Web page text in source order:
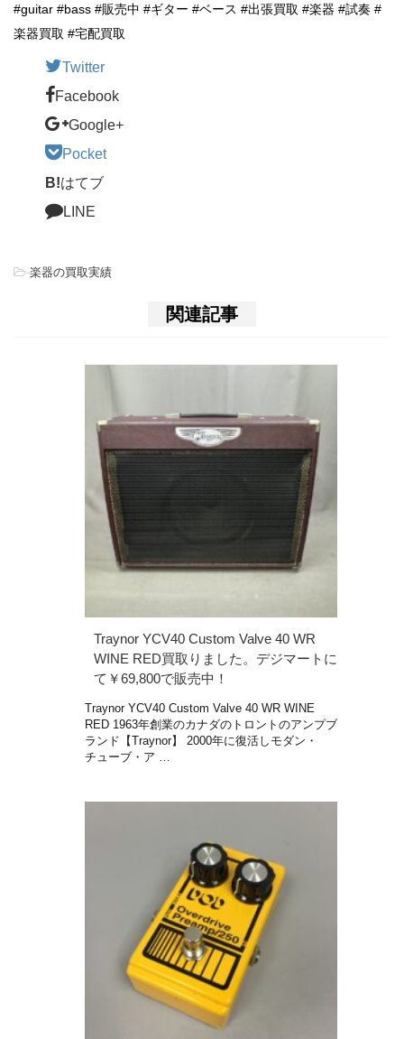
#guitar #bass #販売中 #ギター #ベース #出張買取 #楽器 #試奏 #
楽器買取 #宅配買取
Twitter
Facebook
Google+
Pocket
B!はてブ
LINE
-楽器の買取実績
関連記事
Traynor YCV40 Custom Valve 40 WR
WINE RED買取りました。デジマートに
て￥69,800で販売中！
Traynor YCV40 Custom Valve 40 WR WINE
RED 1963年創業のカナダのトロントのアンプブ
ランド【Traynor】 2000年に復活しモダン・
チューブ・ア …